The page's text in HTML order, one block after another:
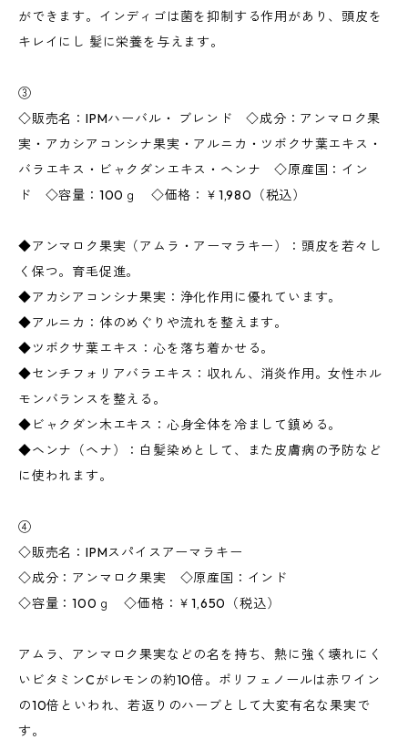
ができます。インディゴは菌を抑制する作用があり、頭皮を
キレイにし 髪に栄養を与えます。
③
◇販売名：IPMハーバル・ ブレンド ◇成分：アンマロク果
実・アカシアコンシナ果実・アルニカ・ツボクサ葉エキス・
バラエキス・ビャクダンエキス・ヘンナ ◇原産国：イン
ド ◇容量：100ｇ ◇価格：￥1,980（税込）
◆アンマロク果実（アムラ・アーマラキー）：頭皮を若々し
く保つ。育毛促進。
◆アカシアコンシナ果実：浄化作用に優れています。
◆アルニカ：体のめぐりや流れを整えます。
◆ツボクサ葉エキス：心を落ち着かせる。
◆センチフォリアバラエキス：収れん、消炎作用。女性ホル
モンバランスを整える。
◆ビャクダン木エキス：心身全体を冷まして鎮める。
◆ヘンナ（ヘナ）：白髪染めとして、また皮膚病の予防など
に使われます。
④
◇販売名：IPMスパイスアーマラキー
◇成分：アンマロク果実 ◇原産国：インド
◇容量：100ｇ ◇価格：￥1,650（税込）
アムラ、アンマロク果実などの名を持ち、熱に強く壊れにく
いビタミンCがレモンの約10倍。ポリフェノールは赤ワイン
の10倍といわれ、若返りのハーブとして大変有名な果実で
す。